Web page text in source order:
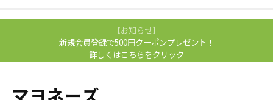
【お知らせ】
新規会員登録で500円クーポンプレゼント！
詳しくはこちらをクリック
マヨネーズ